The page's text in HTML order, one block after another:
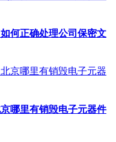
何正确处理公司保密文
哪里有销毁电子元器件